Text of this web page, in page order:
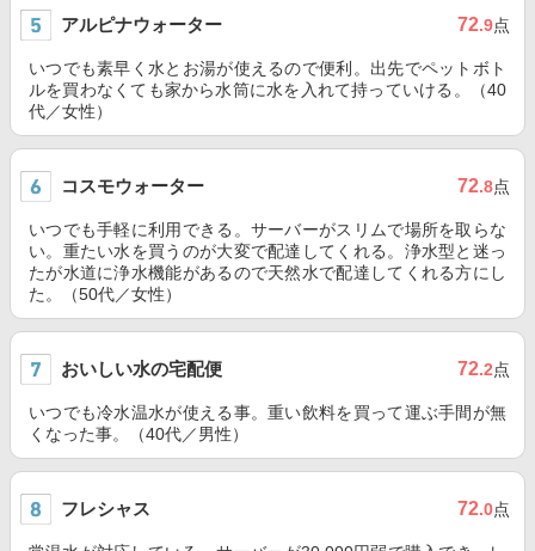
アルピナウォーター 72.9点
いつでも素早く水とお湯が使えるので便利。出先でペットボト
ルを買わなくても家から水筒に水を入れて持っていける。（40
代／女性）
コスモウォーター 72.8点
いつでも手軽に利用できる。サーバーがスリムで場所を取らな
い。重たい水を買うのが大変で配達してくれる。浄水型と迷っ
たが水道に浄水機能があるので天然水で配達してくれる方にし
た。（50代／女性）
おいしい水の宅配便 72.2点
いつでも冷水温水が使える事。重い飲料を買って運ぶ手間が無
くなった事。（40代／男性）
フレシャス 72.0点